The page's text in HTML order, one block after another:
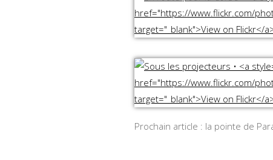
Prochain article : la pointe de